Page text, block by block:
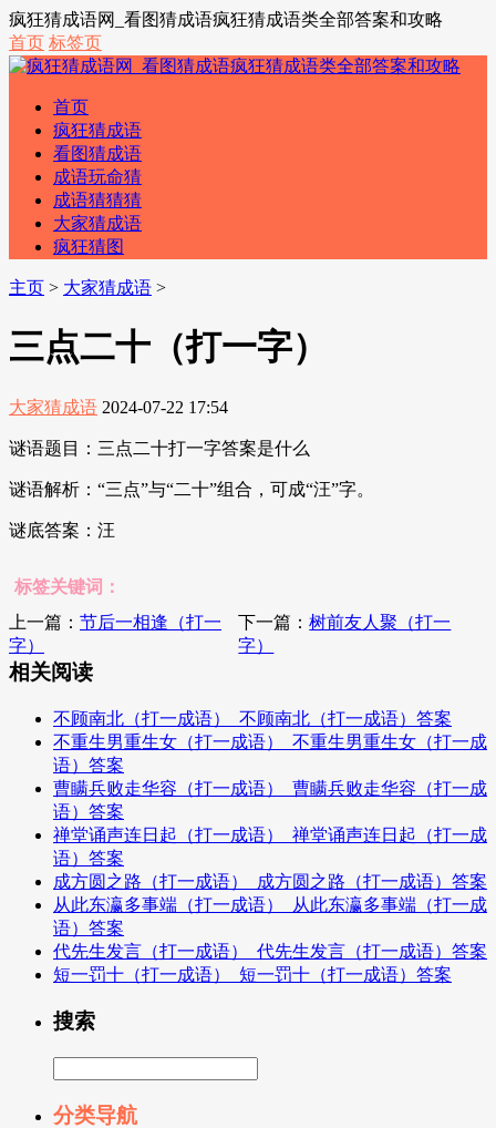
疯狂猜成语网_看图猜成语疯狂猜成语类全部答案和攻略
首页 标签页
首页
疯狂猜成语
看图猜成语
成语玩命猜
成语猜猜猜
大家猜成语
疯狂猜图
主页 > 大家猜成语 >
三点二十（打一字）
大家猜成语 2024-07-22 17:54
谜语题目：三点二十打一字答案是什么
谜语解析：“三点”与“二十”组合，可成“汪”字。
谜底答案：汪
标签关键词：
上一篇： 节后一相逢（打一
字）
下一篇：树前友人聚（打一
字）
相关阅读
不顾南北（打一成语）_不顾南北（打一成语）答案
不重生男重生女（打一成语）_不重生男重生女（打一成
语）答案
曹瞒兵败走华容（打一成语）_曹瞒兵败走华容（打一成
语）答案
禅堂诵声连日起（打一成语）_禅堂诵声连日起（打一成
语）答案
成方圆之路（打一成语）_成方圆之路（打一成语）答案
从此东瀛多事端（打一成语）_从此东瀛多事端（打一成
语）答案
代先生发言（打一成语）_代先生发言（打一成语）答案
短一罚十（打一成语）_短一罚十（打一成语）答案
搜索
分类导航